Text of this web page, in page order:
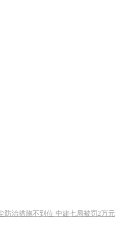
防治措施不到位 中建七局被罚2万元